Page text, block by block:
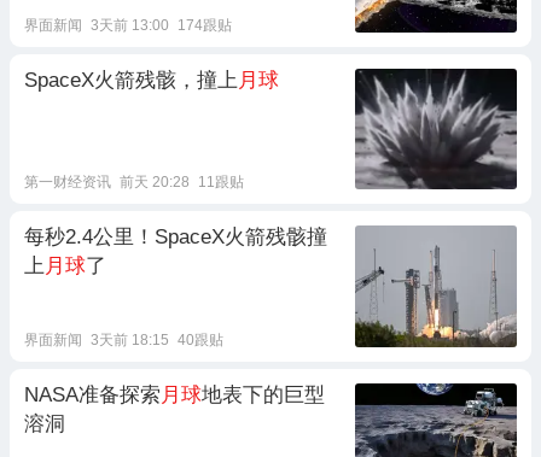
界面新闻 3天前 13:00 174跟贴
SpaceX火箭残骸，撞上 月球
第一财经资讯 前天 20:28 11跟贴
每秒2.4公里！SpaceX火箭残骸撞
上 月球了
界面新闻 3天前 18:15 40跟贴
NASA准备探索 月球地表下的巨型
溶洞